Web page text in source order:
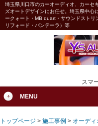
埼玉県川口市のカーオーディオ、カーセ
ズオートデザインにお任せ。埼玉県中心
ークォート・MB quart・サウンドストリ
リフォード・パンテーラ）等
スマ
MENU
トップページ > 施工事例 > オーディ